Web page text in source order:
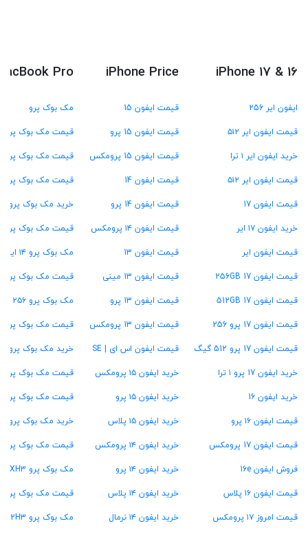
iPhone 17 & 16
ایفون ایر 256
قیمت ایفون ایر ۵۱۲
خرید ایفون ایر ۱ ترا
قیمت ایفون ایر ۵۱۲
قیمت ایفون 17
خرید ایفون ۱۷ ایر
قیمت ایفون ایر
قیمت ایفون 17 256GB
قیمت ایفون 17 512GB
قیمت ایفون 17 پرو 256
قیمت ایفون 17 پرو 512 گیگ
خرید ایفون 17 پرو ۱ ترا
خرید ایفون 16
قیمت ایفون ۱۶ پرو
قیمت ایفون 17 پرومکس
فروش ایفون 16e
قیمت ایفون ۱۶ پلاس
قیمت امروز ۱۷ پرومکس
iPhone Price
قیمت ایفون 15
قیمت ایفون 15 پرو
قیمت ایفون 15 پرومکس
قیمت ایفون 14
قیمت ایفون 14 پرو
قیمت ایفون ۱۴ پرومکس
قیمت ایفون 13
قیمت ایفون 13 مینی
قیمت ایفون 13 پرو
قیمت ایفون 13 پرومکس
قیمت ایفون اس ای | SE
خرید ایفون ۱۵ پرومکس
خرید ایفون ۱۵ پرو
خرید ایفون ۱۵ پلاس
خرید ایفون ۱۴ پرومکس
خرید ایفون ۱۴ پرو
خرید ایفون ۱۴ پلاس
خرید ایفون ۱۴ نرمال
Pro
مک بوک پرو
قیمت مک بوک پرو M4
قیمت مک بوک پرو M3
قیمت مک بوک پرو M2
خرید مک بوک پرو M1
قیمت مک بوک پرو ۱۳ اینچ
مک بوک پرو ۱۴ اینچ
قیمت مک بوک پرو ۱۶ اینچ
مک بوک پرو ۲۵۶ گیگ
قیمت مک بوک پرو ۵۱۲ گیگ
خرید مک بوک پرو ۱ ترابایت
قیمت مک بوک پرو ۱۶ گیگ رام
قیمت مک بوک پرو ۲۴ گیگ رام
خرید مک بوک پرو ۳۶ گیگ رام
قیمت مک بوک پرو ۴۸ گیگ رام
مک بوک پرو MXH3
قیمت مک بوک پرو MW2U3
مک بوک پرو MX2H3